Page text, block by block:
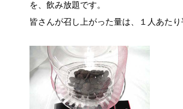
を、飲み放題です。
皆さんが召し上がった量は、１人あた